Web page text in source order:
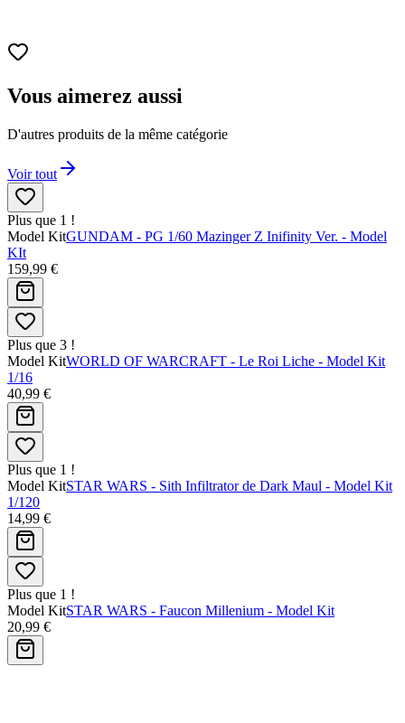
Vous aimerez aussi
D'autres produits de la même catégorie
Voir tout
Plus que 1 !
Model KitGUNDAM - PG 1/60 Mazinger Z Inifinity Ver. - Model
KIt
159,99 €
Plus que 3 !
Model KitWORLD OF WARCRAFT - Le Roi Liche - Model Kit
1/16
40,99 €
Plus que 1 !
Model KitSTAR WARS - Sith Infiltrator de Dark Maul - Model Kit
1/120
14,99 €
Plus que 1 !
Model KitSTAR WARS - Faucon Millenium - Model Kit
20,99 €